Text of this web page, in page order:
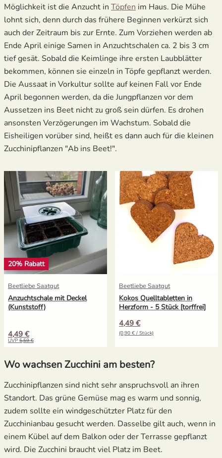
Möglichkeit ist die Anzucht in Töpfen im Haus. Die Mühe
lohnt sich, denn durch das frühere Beginnen verkürzt sich
auch der Zeitraum bis zur Ernte. Zum Vorziehen werden ab
Ende April einige Samen in Anzuchtschalen ca. 2 bis 3 cm
tief gesät. Sobald die Keimlinge ihre ersten Laubblätter
bekommen, können sie einzeln in Töpfe gepflanzt werden.
Die Aussaat in Vorkultur sollte auf keinen Fall vor Ende
April begonnen werden, da die Jungpflanzen vor dem
Aussetzen ins Beet nicht zu groß sein dürfen. Es drohen
ansonsten Verzögerungen im Wachstum. Sobald die
Eisheiligen vorüber sind, heißt es dann auch für die kleinen
Zucchinipflanzen "Ab ins Beet!".
20% Rabatt
Beetliebe Saatgut
Anzuchtschale mit Deckel
(Kunststoff)
4,49 €
UVP 5,59 €
Beetliebe Saatgut
Kokos Quelltabletten in
Herzform - 5 Stück [torffrei]
4,49 €
(0,90 € / Stück)
Wo wachsen Zucchini am besten?
Zucchinipflanzen sind nicht sehr anspruchsvoll an ihren
Standort. Das grüne Gemüse mag es warm und sonnig,
zudem sollte ein windgeschützter Platz für den
Zucchinianbau gesucht werden. Dasselbe gilt auch, wenn in
einem Kübel auf dem Balkon oder der Terrasse gepflanzt
wird. Die Zucchini braucht viel Platz im Beet.